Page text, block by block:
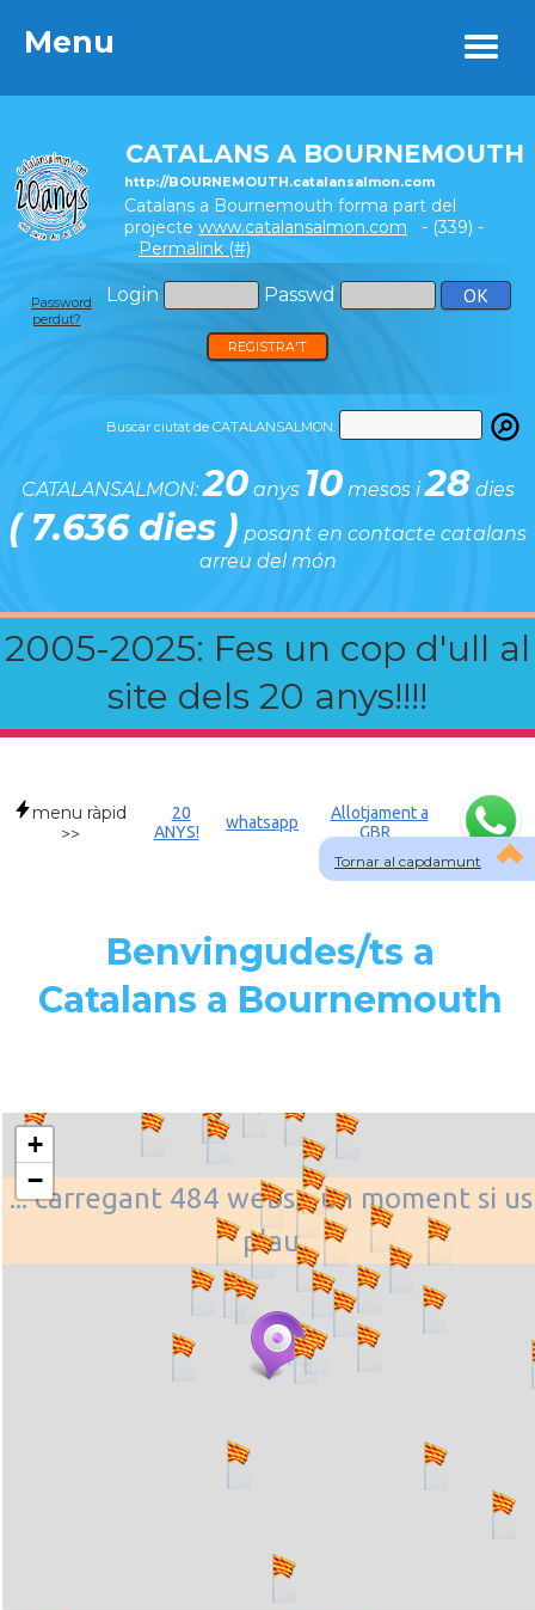
Menu
CATALANS A BOURNEMOUTH
http://BOURNEMOUTH.catalansalmon.com
Catalans a Bournemouth forma part del
projecte www.catalansalmon.com - (339) -
Permalink (#)
Login Passwd
Password
perdut?
REGISTRA'T
Buscar ciutat de CATALANSALMON:
CATALANSALMON:20anys 10mesos i28 dies
( 7.636 dies ) posant en contacte catalans
arreu del món
2005-2025: Fes un cop d'ull al
site dels 20 anys!!!!
Menu
Tornar al capdamunt
menu ràpid
>>
20
ANYS!
whatsapp
Allotjament a
GBR
Benvingudes/ts a
Catalans a Bournemouth
... carregant 484 webs... un moment si us
plau
+
−